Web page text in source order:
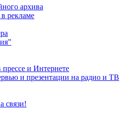
архива
рекламе
и Интернете
и презентации на радио и ТВ
связи!